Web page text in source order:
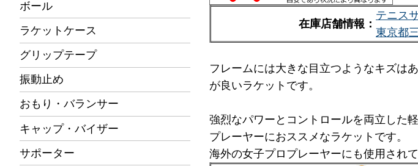
ボール
ラケットケース
グリップテープ
振動止め
おもり・バランサー
キャップ・バイザー
サポーター
在庫店舗情報：
テニス
東京都
フレームには大きな目立つようなキズは
が良いラケットです。
強烈なパワーとコントロールを両立した
プレーヤーにおススメなラケットです。
海外の女子プロプレーヤーにも使用され